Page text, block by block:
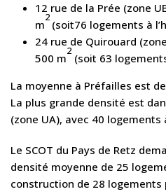
12 rue de la Prée (zone
m
2
(soit76 logements à
24 rue de Quirouard
500 m
2
(soit 63
La moyenne à Préfailles est
La plus grande densité est
(zone UA), avec 40 logements
Le SCOT du Pays de Retz
densité moyenne de 25
construction de 28 logements